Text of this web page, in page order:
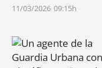
11/03/2026 09:15h